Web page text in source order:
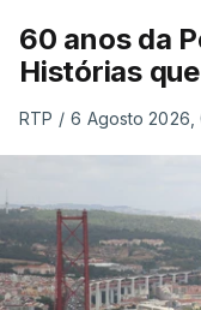
60 anos da
Histórias
RTP / 6 Agosto 2026,